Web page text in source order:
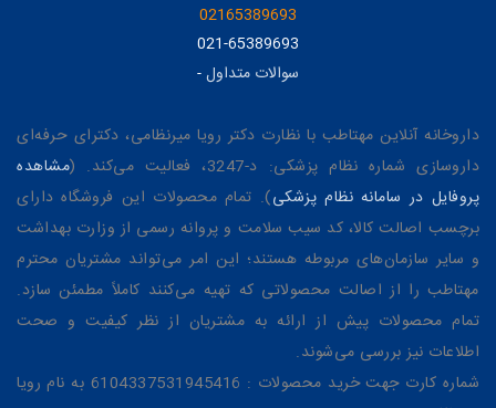
02165389693
021-65389693
سوالات متداول-
داروخانه آنلاین مهتاطب با نظارت دکتر رویا میرنظامی، دکترای حرفه‌ای
داروسازی شماره نظام پزشکی: د-3247، فعالیت می‌کند. (
مشاهده
پروفایل در سامانه نظام پزشکی). تمام محصولات این فروشگاه دارای
برچسب اصالت کالا، کد سیب سلامت و پروانه رسمی از وزارت بهداشت
و سایر سازمان‌های مربوطه هستند؛ این امر می‌تواند مشتریان محترم
مهتاطب را از اصالت محصولاتی که تهیه می‌کنند کاملاً مطمئن سازد.
تمام محصولات پیش از ارائه به مشتریان از نظر کیفیت و صحت
اطلاعات نیز بررسی می‌شوند.
شماره کارت جهت خرید محصولات : 6104337531945416 به نام رویا